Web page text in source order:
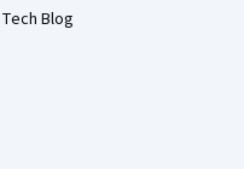
Tech Blog